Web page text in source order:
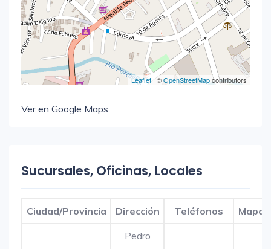
Leaflet | ©OpenStreetMapcontributors
Ver en Google Maps
Sucursales, Oficinas, Locales
Ciudad/Provincia Dirección Teléfonos Mapa
Pedro